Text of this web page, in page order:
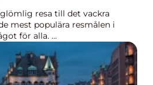
resa till det vackra
mest populära resmålen i
för alla. ...